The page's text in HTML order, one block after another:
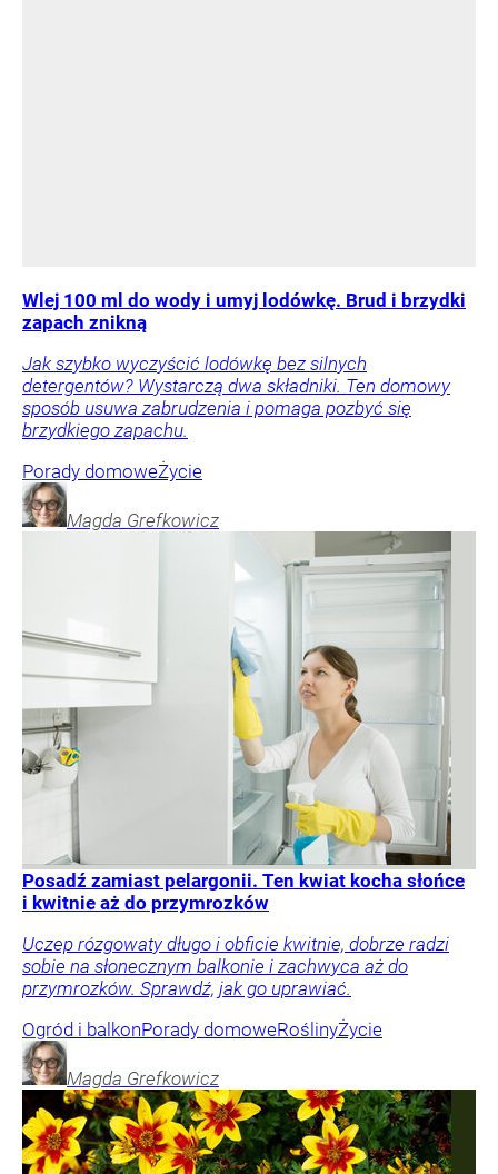
Wlej 100 ml do wody i umyj lodówkę. Brud i brzydki
zapach znikną
Jak szybko wyczyścić lodówkę bez silnych
detergentów? Wystarczą dwa składniki. Ten domowy
sposób usuwa zabrudzenia i pomaga pozbyć się
brzydkiego zapachu.
Porady domoweŻycie
Magda Grefkowicz
Posadź zamiast pelargonii. Ten kwiat kocha słońce
i kwitnie aż do przymrozków
Uczep rózgowaty długo i obficie kwitnie, dobrze radzi
sobie na słonecznym balkonie i zachwyca aż do
przymrozków. Sprawdź, jak go uprawiać.
Ogród i balkonPorady domoweRoślinyŻycie
Magda Grefkowicz